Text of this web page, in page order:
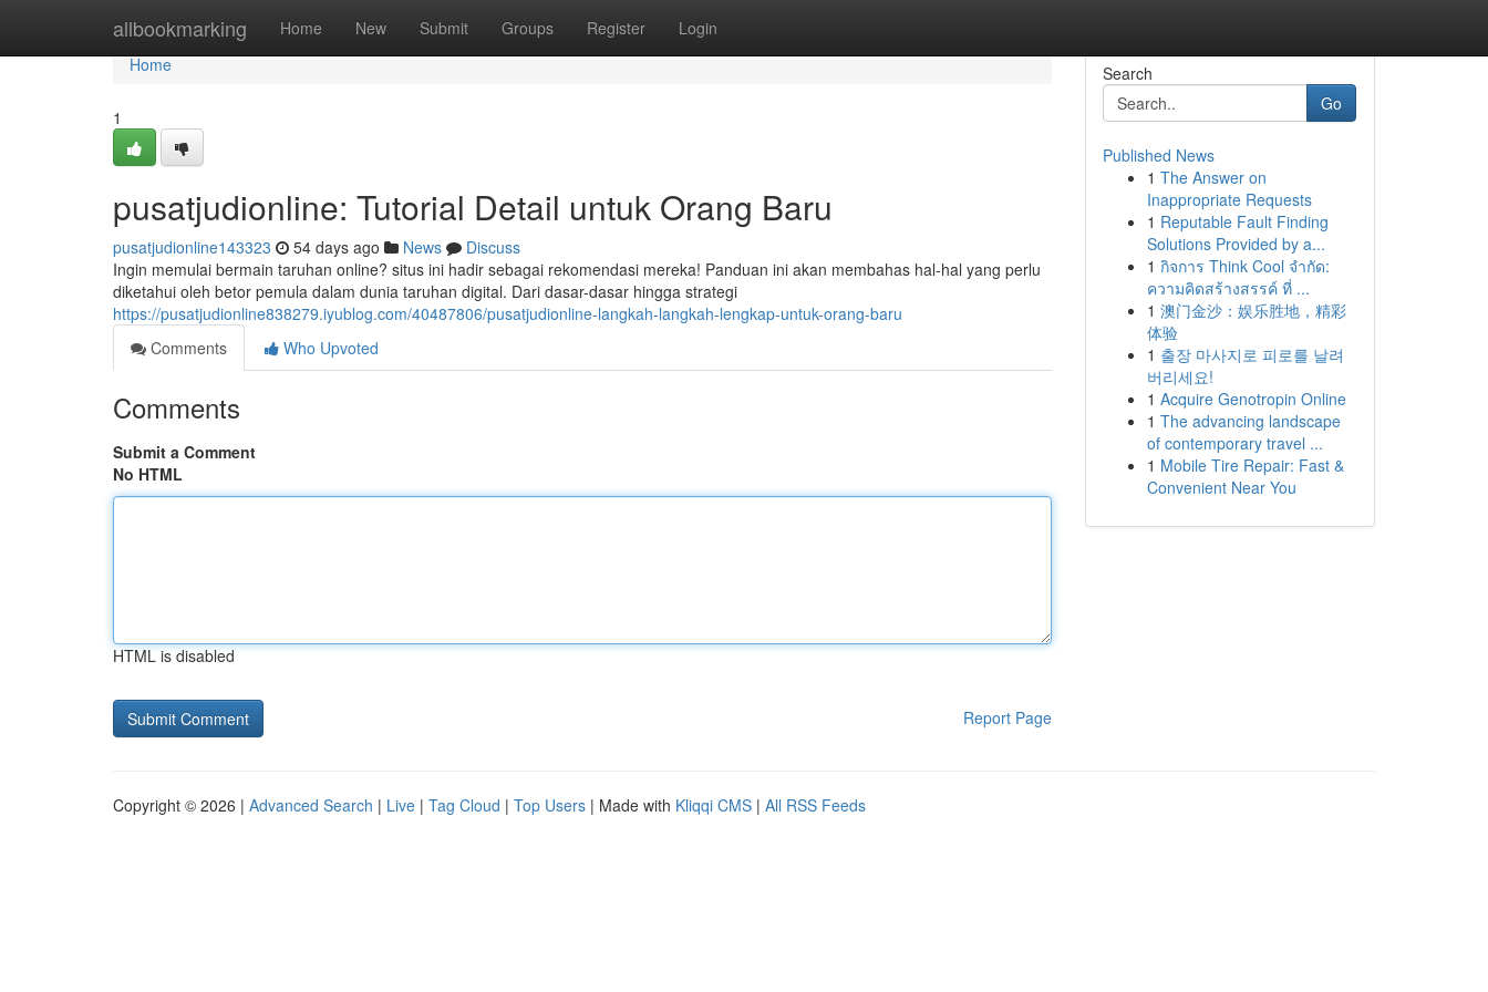
allbookmarking Home New Submit Groups Register Login
Home
Home
1
pusatjudionline: Tutorial Detail untuk Orang Baru
pusatjudionline143323 54 days ago News
Discuss
Ingin memulai bermain taruhan online? situs ini hadir sebagai rekomendasi mereka! Panduan ini akan membahas hal-hal yang perlu
diketahui oleh betor pemula dalam dunia taruhan digital. Dari dasar-dasar hingga strategi
https://pusatjudionline838279.iyublog.com/40487806/pusatjudionline-langkah-langkah-lengkap-untuk-orang-baru
Comments
Who Upvoted
Comments
Submit a Comment
No HTML
HTML is disabled
Report Page
Search
Go
Published News
1 The Answer on
Inappropriate Requests
1 Reputable Fault Finding
Solutions Provided by a...
1 กิจการ Think Cool จำกัด:
ความคิดสร้างสรรค์ ที่ ...
1 澳门金沙：娱乐胜地，精彩
体验
1 출장 마사지로 피로를 날려
버리세요!
1 Acquire Genotropin Online
1 The advancing landscape
of contemporary travel ...
1 Mobile Tire Repair: Fast &
Convenient Near You
Copyright © 2026 | Advanced Search | Live | Tag Cloud | Top Users | Made with Kliqqi CMS | All RSS Feeds